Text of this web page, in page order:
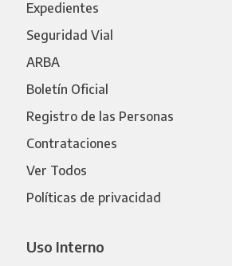
Expedientes
Seguridad Vial
ARBA
Boletín Oficial
Registro de las Personas
Contrataciones
Ver Todos
Políticas de privacidad
Uso Interno